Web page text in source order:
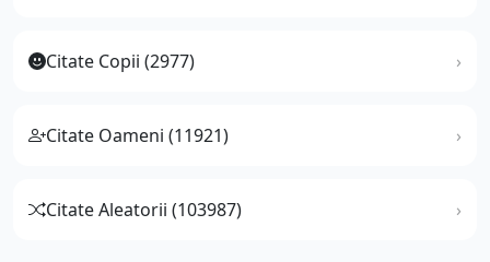
Citate Copii (2977)
Citate Oameni (11921)
Citate Aleatorii (103987)